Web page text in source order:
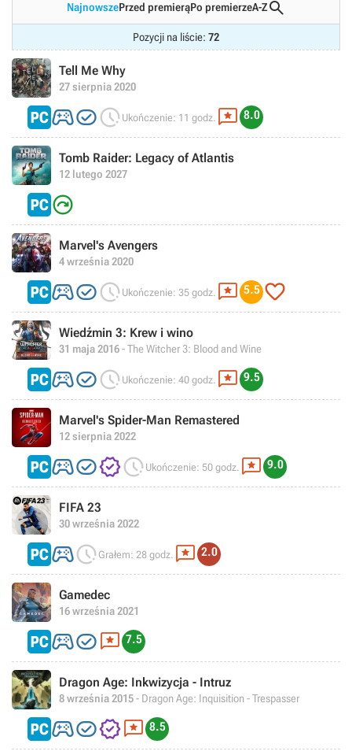
NajnowszePrzed premierąPo premierzeA-Z
Pozycji na liście: 72
Tell Me Why
27 sierpnia 2020
 Ukończenie: 11 godz.  8.0
Tomb Raider: Legacy of Atlantis
12 lutego 2027

Marvel's Avengers
4 września 2020
 Ukończenie: 35 godz.  5.5 
Wiedźmin 3: Krew i wino
31 maja 2016- The Witcher 3: Blood and Wine
 Ukończenie: 40 godz.  9.5
Marvel's Spider-Man Remastered
12 sierpnia 2022
 Ukończenie: 50 godz.  9.0
FIFA 23
30 września 2022
 Grałem: 28 godz.  2.0
Gamedec
16 września 2021
 7.5
Dragon Age: Inkwizycja - Intruz
8 września 2015- Dragon Age: Inquisition - Trespasser
 8.5